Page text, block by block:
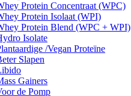
Protein Concentraat (WPC)
Protein Isolaat (WPI)
Protein Blend (WPC + WPI)
Isolate
/Vegan Proteïne
Slapen
Gainers
de Pomp